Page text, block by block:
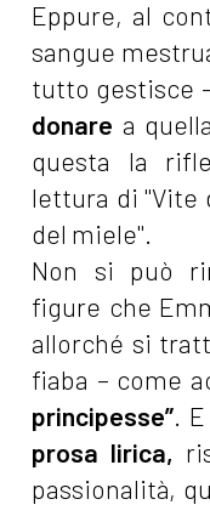
Eppure, al
sangue
tutto gestisce
donare a quella
questa la
lettura di "Vite
del miele".
Non si può
figure che
allorché si
fiaba – come
principesse” .
prosa lirica,
passionalità,